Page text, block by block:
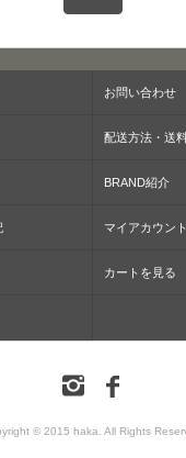
お問い合わせ
配送方法・送
BRAND紹介
マイアカウント
カートを見る
© 2015 haka. All Rights